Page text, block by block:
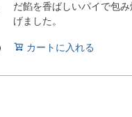
だ餡を香ばしいパイで包み
げました。
カートに入れる